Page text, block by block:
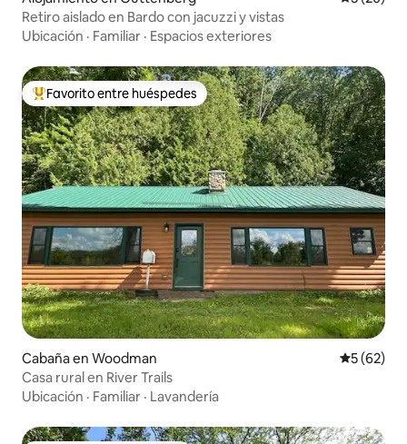
Retiro aislado en Bardo con jacuzzi y vistas
Ubicación · Familiar · Espacios exteriores
Favorito entre huéspedes preferido
Favorito entre huéspedes
Cabaña en Woodman
5 (62)
Casa rural en River Trails
Ubicación · Familiar · Lavandería